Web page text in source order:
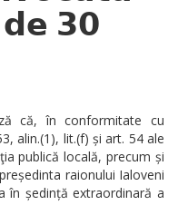
𝟯𝟬
că, în conformitate cu
alin.(1), lit.(f) și art. 54 ale
publică locală, precum și
raionului Ialoveni
în ședință extraordinară a